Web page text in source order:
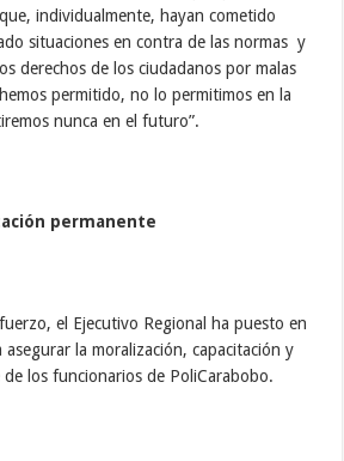
individualmente, hayan cometido
situaciones en contra de las normas y
derechos de los ciudadanos por malas
permitido, no lo permitimos en la
nunca en el futuro”.
permanente
el Ejecutivo Regional ha puesto en
asegurar la moralización, capacitación y
los funcionarios de PoliCarabobo.